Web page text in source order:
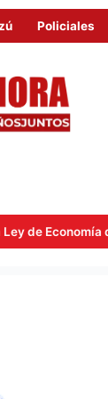
Policiales